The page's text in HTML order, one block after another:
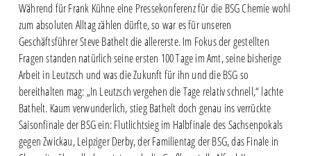
Während für Frank Kühne eine Pressekonferenz für die BSG Chemie wohl
zum absoluten Alltag zählen dürfte, so war es für unseren
Geschäftsführer Steve Bathelt die allererste. Im Fokus der gestellten
Fragen standen natürlich seine ersten 100 Tage im Amt, seine bisherige
Arbeit in Leutzsch und was die Zukunft für ihn und die BSG so
bereithalten mag: „In Leutzsch vergehen die Tage relativ schnell,“ lachte
Bathelt. Kaum verwunderlich, stieg Bathelt doch genau ins verrückte
Saisonfinale der BSG ein: Flutlichtsieg im Halbfinale des Sachsenpokals
gegen Zwickau, Leipziger Derby, der Familientag der BSG, das Finale in